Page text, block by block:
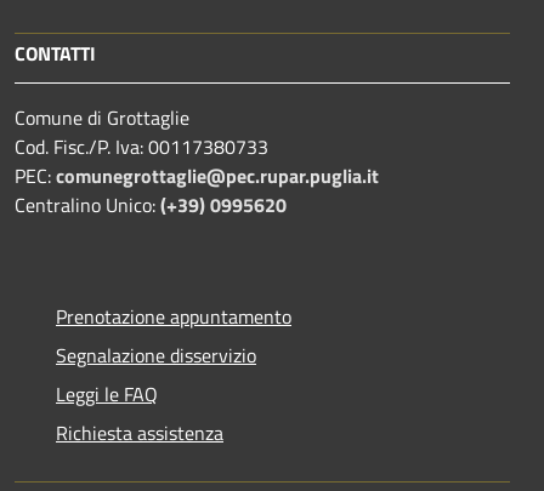
CONTATTI
Comune di Grottaglie
Cod. Fisc./P. Iva: 00117380733
PEC:comunegrottaglie@pec.rupar.puglia.it
Centralino Unico:(+39) 0995620
Prenotazione appuntamento
Segnalazione disservizio
Leggi le FAQ
Richiesta assistenza